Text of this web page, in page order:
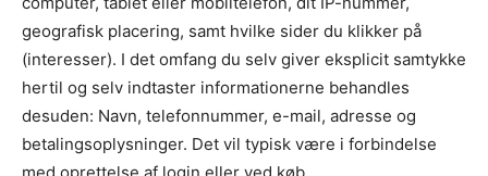
geografisk placering, samt hvilke sider du klikker på
(interesser). I det omfang du selv giver eksplicit samtykke
hertil og selv indtaster informationerne behandles
desuden: Navn, telefonnummer, e-mail, adresse og
betalingsoplysninger. Det vil typisk være i forbindelse